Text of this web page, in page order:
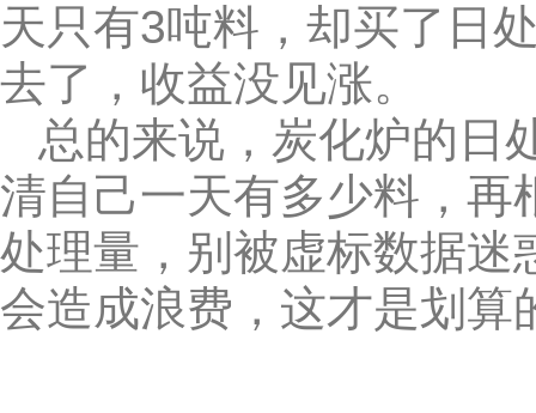
天只有3吨料，却买了日
去了，收益没见涨。
总的来说，炭化炉的日
清自己一天有多少料，再
处理量，别被虚标数据迷
会造成浪费，这才是划算